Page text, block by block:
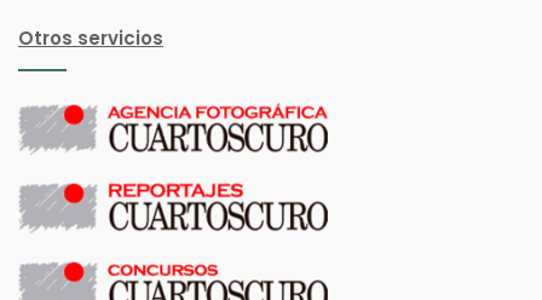
Otros servicios